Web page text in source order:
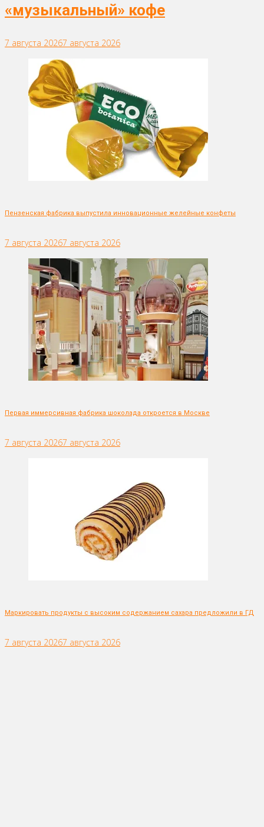
«музыкальный» кофе
7 августа 20267 августа 2026
Пензенская фабрика выпустила инновационные желейные конфеты
7 августа 20267 августа 2026
Первая иммерсивная фабрика шоколада откроется в Москве
7 августа 20267 августа 2026
Маркировать продукты с высоким содержанием сахара предложили в ГД
7 августа 20267 августа 2026